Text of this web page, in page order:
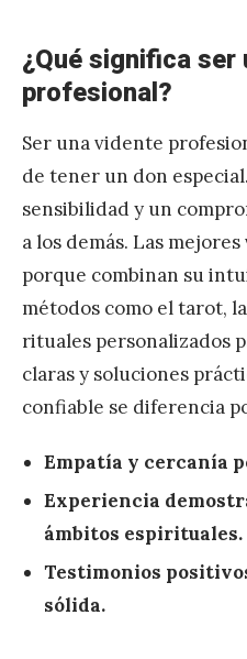
¿Qué significa ser
profesional?
Ser una vidente
de tener un don
sensibilidad y un
a los demás. Las
porque combinan su
métodos como el tarot,
rituales personalizados
claras y soluciones
confiable se diferencia
Empatía y cercanía
Experiencia
ámbitos espirituales.
Testimonios
sólida.